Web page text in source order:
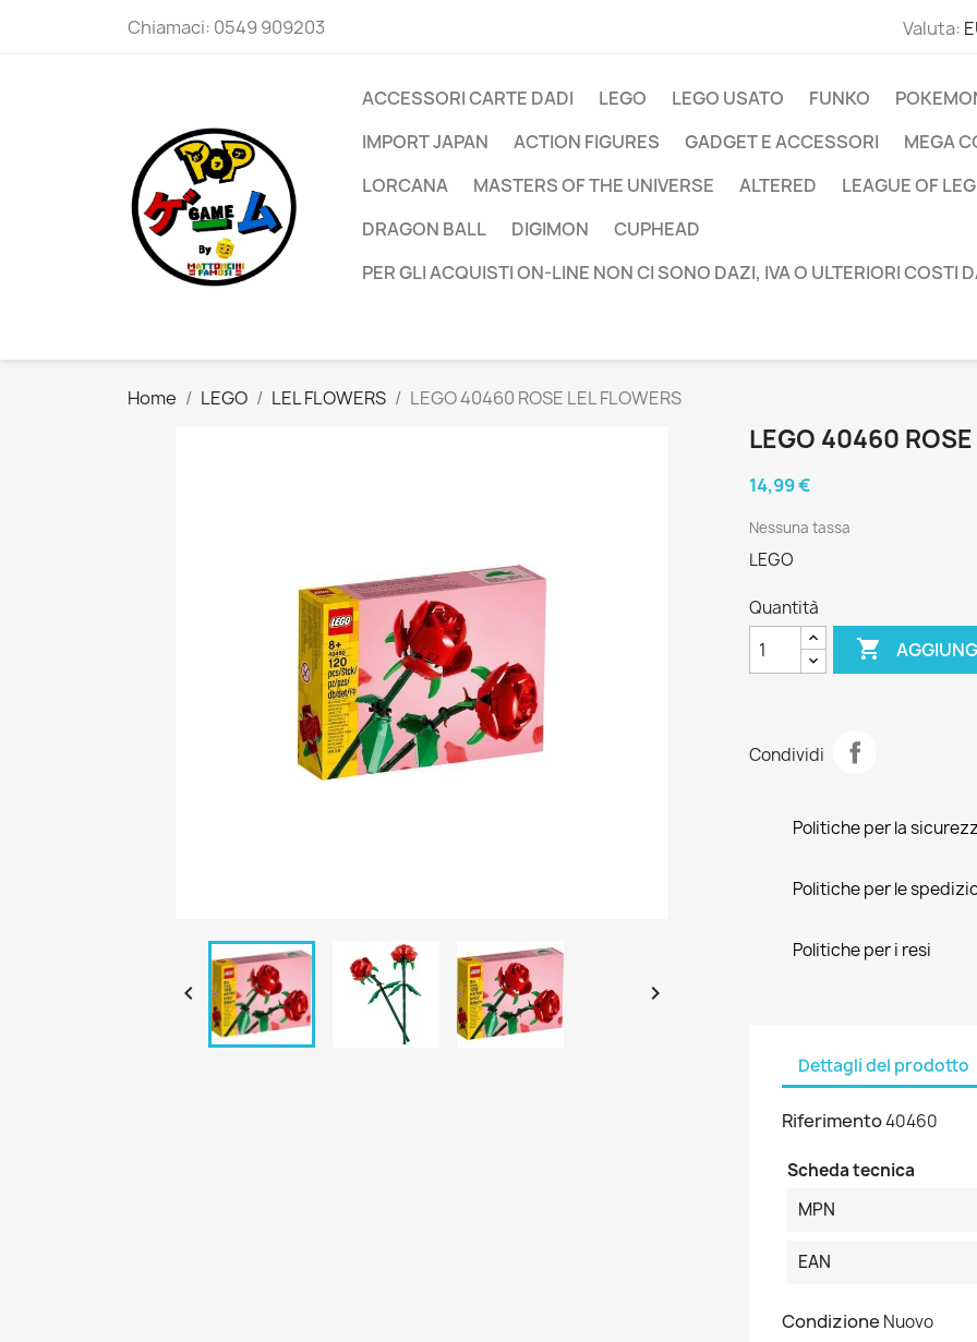
Chiamaci: 0549 909203 Valuta:
ACCESSORI CARTE DADI LEGO LEGO USATO FUNKO
IMPORT JAPAN
ACTION FIGURES GADGET E ACCESSORI MEGA
LORCANA
MASTERS OF THE UNIVERSE ALTERED LEAGUE OF
DRAGON BALL
DIGIMON
CUPHEAD
PER GLI ACQUISTI ON-LINE NON CI SONO DAZI, IVA O ULTERIORI COSTI
Home LEGO LEL FLOWERS LEGO 40460 ROSE LEL FLOWERS
 
LEGO 40460 ROSE
14,99 €
Nessuna tassa
LEGO
Quantità

Condividi
Politiche per la
Politiche per le
Politiche per i resi
Dettagli del prodotto
Riferimento40460
Scheda tecnica
MPN
EAN
Condizione Nuovo